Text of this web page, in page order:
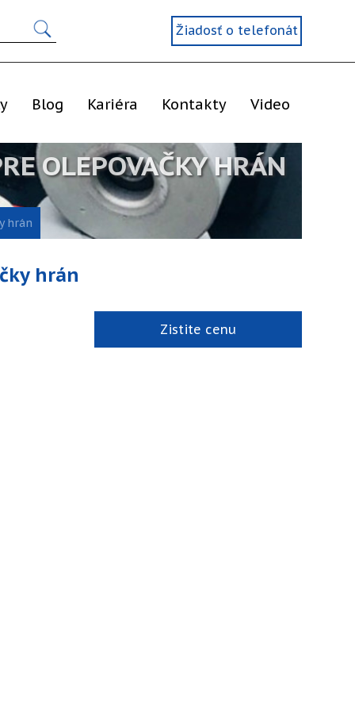
Žiadosť o telefonát
Blog Kariéra Kontakty Video
OLEPOVAČKY HRÁN
hrán
hrán
Zistite cenu